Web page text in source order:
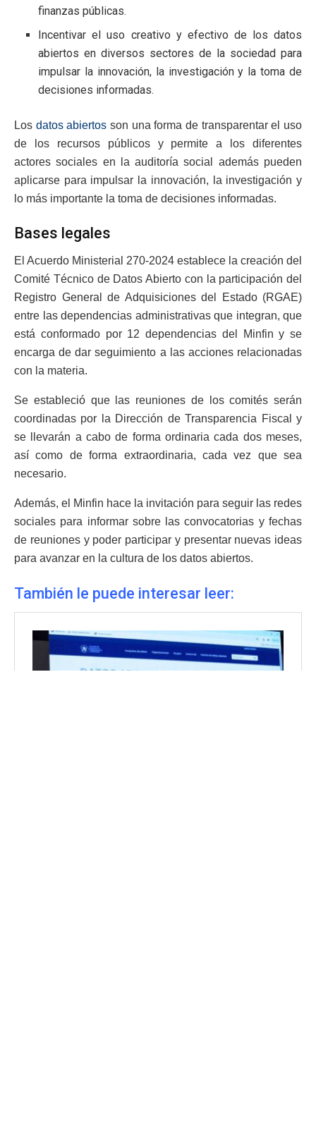
finanzas públicas.
Incentivar el uso creativo y efectivo de los datos
abiertos en diversos sectores de la sociedad para
impulsar la innovación, la investigación y la toma de
decisiones informadas.
Los datos abiertos son una forma de transparentar el uso
de los recursos públicos y permite a los diferentes
actores sociales en la auditoría social además pueden
aplicarse para impulsar la innovación, la investigación y
lo más importante la toma de decisiones informadas.
Bases legales
El Acuerdo Ministerial 270-2024 establece la creación del
Comité Técnico de Datos Abierto con la participación del
Registro General de Adquisiciones del Estado (RGAE)
entre las dependencias administrativas que integran, que
está conformado por 12 dependencias del Minfin y se
encarga de dar seguimiento a las acciones relacionadas
con la materia.
Se estableció que las reuniones de los comités serán
coordinadas por la Dirección de Transparencia Fiscal y
se llevarán a cabo de forma ordinaria cada dos meses,
así como de forma extraordinaria, cada vez que sea
necesario.
Además, el Minfin hace la invitación para seguir las redes
sociales para informar sobre las convocatorias y fechas
de reuniones y poder participar y presentar nuevas ideas
para avanzar en la cultura de los datos abiertos.
También le puede interesar leer: